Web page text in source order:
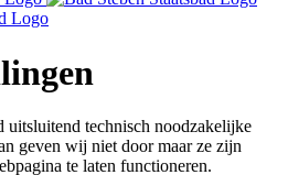
uitsluitend technisch noodzakelijke
geven wij niet door maar ze zijn
te laten functioneren.